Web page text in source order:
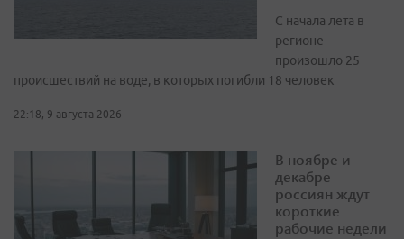
С начала лета в
регионе
произошло 25
происшествий на воде, в которых погибли 18 человек
22:18, 9 августа 2026
В ноябре и
декабре
россиян ждут
короткие
рабочие недели